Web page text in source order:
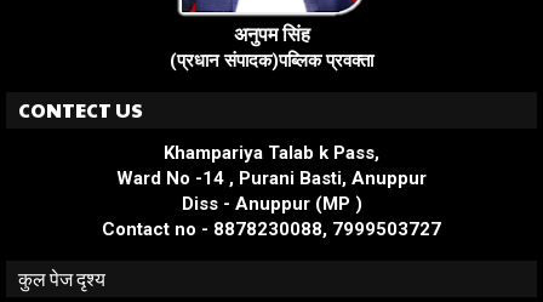
अनुपम सिंह
(प्रधान संपादक)पब्लिक प्रवक्ता
CONTECT US
Khampariya Talab k Pass,
Ward No -14 , Purani Basti, Anuppur
Diss - Anuppur (MP )
Contact no - 8878230088, 7999503727
कुल पेज दृश्य